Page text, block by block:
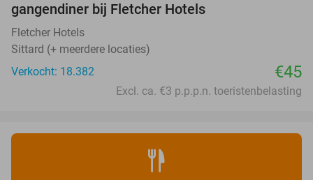
gangendiner bij Fletcher Hotels
Fletcher Hotels
Sittard (+ meerdere locaties)
Verkocht: 18.382
€45
Excl. ca. €3 p.p.p.n. toeristenbelasting